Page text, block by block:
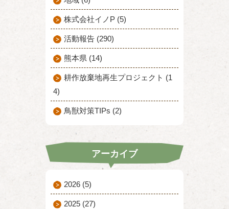
株式会社イノP (5)
活動報告 (290)
熊本県 (14)
耕作放棄地再生プロジェクト (1
4)
鳥獣対策TIPs (2)
アーカイブ
2026 (5)
2025 (27)